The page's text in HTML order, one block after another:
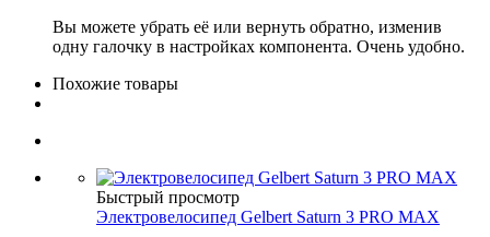
Вы можете убрать её или вернуть обратно, изменив
одну галочку в настройках компонента. Очень удобно.
Похожие товары
Быстрый просмотр
Электровелосипед Gelbert Saturn 3 PRO MAX